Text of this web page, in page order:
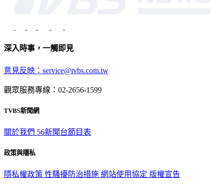
深入時事，一觸即見
意見反映：service@tvbs.com.tw
觀眾服務專線：02-2656-1599
TVBS新聞網
關於我們 56新聞台節目表
政策與隱私
隱私權政策 性騷擾防治措施 網站使用協定 版權宣告